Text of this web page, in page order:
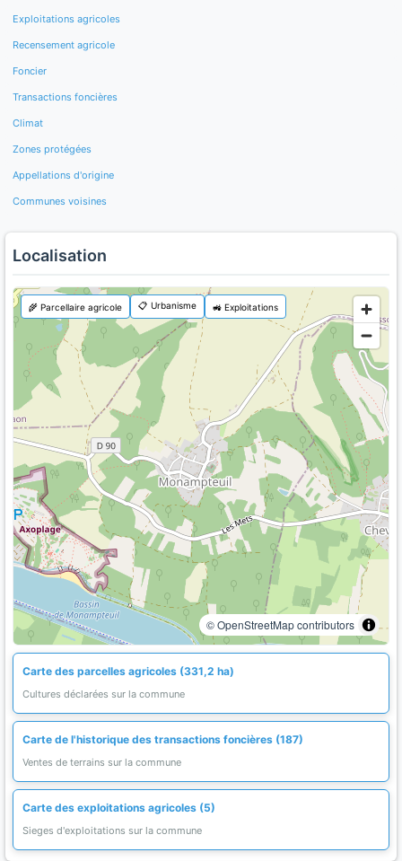
Exploitations agricoles
Recensement agricole
Foncier
Transactions foncières
Climat
Zones protégées
Appellations d'origine
Communes voisines
Localisation
© OpenStreetMap contributors
🌾 Parcellaire agricole 📋 Urbanisme 🚜 Exploitations
Carte des parcelles agricoles (331,2 ha)
Cultures déclarées sur la commune
Carte de l'historique des transactions foncières (187)
Ventes de terrains sur la commune
Carte des exploitations agricoles (5)
Sieges d'exploitations sur la commune